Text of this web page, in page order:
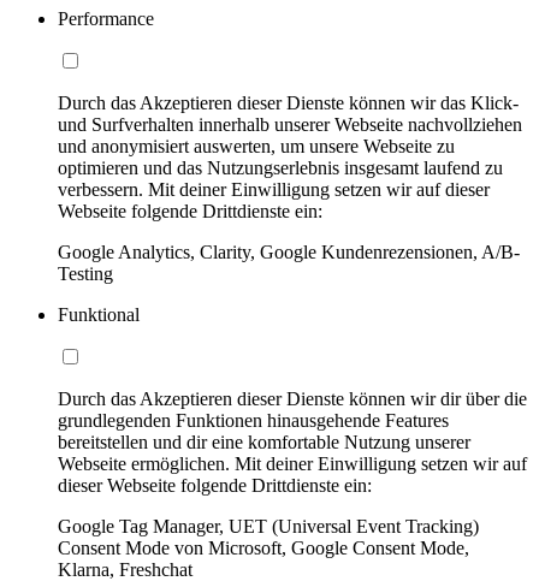
Performance
Durch das Akzeptieren dieser Dienste können wir das Klick-
und Surfverhalten innerhalb unserer Webseite nachvollziehen
und anonymisiert auswerten, um unsere Webseite zu
optimieren und das Nutzungserlebnis insgesamt laufend zu
verbessern. Mit deiner Einwilligung setzen wir auf dieser
Webseite folgende Drittdienste ein:
Google Analytics, Clarity, Google Kundenrezensionen, A/B-
Testing
Funktional
Durch das Akzeptieren dieser Dienste können wir dir über die
grundlegenden Funktionen hinausgehende Features
bereitstellen und dir eine komfortable Nutzung unserer
Webseite ermöglichen. Mit deiner Einwilligung setzen wir auf
dieser Webseite folgende Drittdienste ein:
Google Tag Manager, UET (Universal Event Tracking)
Consent Mode von Microsoft, Google Consent Mode,
Klarna, Freshchat